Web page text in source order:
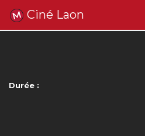
Ciné Laon
Durée :